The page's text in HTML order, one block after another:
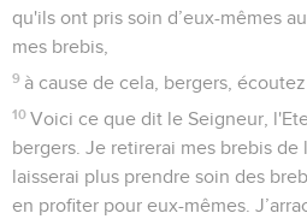
qu'ils ont pris soin d’eux-mêmes
mes brebis,
9 à cause de cela, bergers,
10 Voici ce que dit le Seigneur,
bergers. Je retirerai mes brebis de
laisserai plus prendre soin des
en profiter pour eux-mêmes.